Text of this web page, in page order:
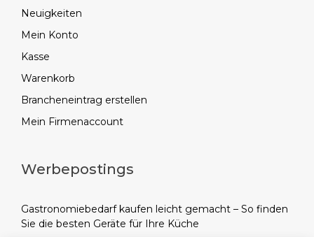
Neuigkeiten
Mein Konto
Kasse
Warenkorb
Brancheneintrag erstellen
Mein Firmenaccount
Werbepostings
Gastronomiebedarf kaufen leicht gemacht – So finden
Sie die besten Geräte für Ihre Küche